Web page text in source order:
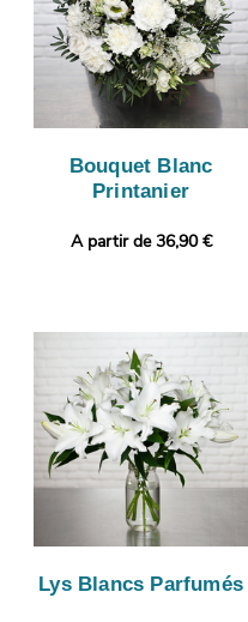
Bouquet Blanc
Printanier
A partir de 36,90 €
Lys Blancs Parfumés